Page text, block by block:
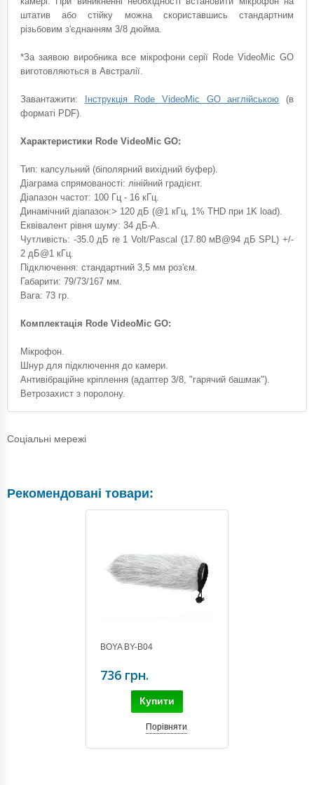
штатив або стійку можна скориставшись стандартним
різьбовим з'єднанням 3/8 дюйма.
*За заявою виробника все мікрофони серії Rode VideoMic GO
виготовляються в Австралії.
Завантажити: Інструкція Rode VideoMic GO англійською (в
форматі PDF).
Характеристики Rode VideoMic GO:
Тип: капсульний (біполярний вихідний буфер).
Діаграма спрямованості: лінійний градієнт.
Діапазон частот: 100 Гц - 16 кГц.
Динамічний діапазон:> 120 дБ (@1 кГц, 1% THD при 1K load).
Еквівалент рівня шуму: 34 дБ-А.
Чутливість: -35.0 дБ re 1 Volt/Pascal (17.80 мВ@94 дБ SPL) +/-
2 дБ@1 кГц.
Підключення: стандартний 3,5 мм роз'єм.
Габарити: 79/73/167 мм.
Вага: 73 гр.
Комплектація Rode VideoMic GO:
Мікрофон.
Шнур для підключення до камери.
Антивібраційне кріплення (адаптер 3/8, "гарячий башмак").
Ветрозахист з поролону.
Соціальні мережі
Рекомендовані товари:
BOYA BY-B04
736 грн.
Купити
Порівняти